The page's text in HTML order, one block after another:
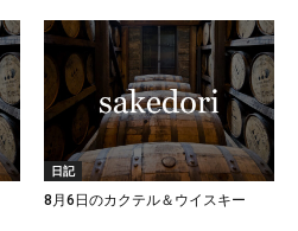
日記
8月6日のカクテル＆ウイスキー